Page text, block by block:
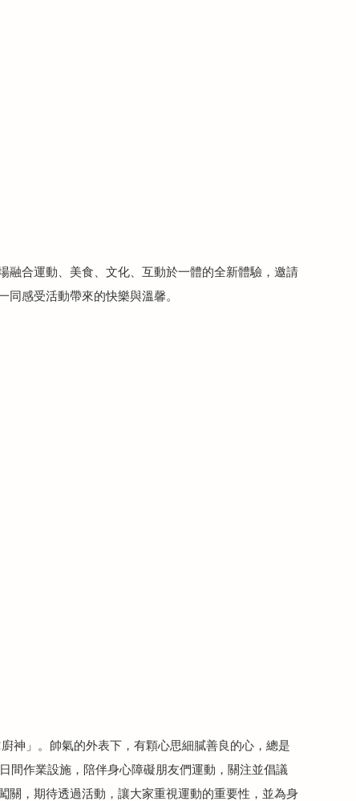
融合運動、美食、文化、互動於一體的全新體驗，邀請
感受活動帶來的快樂與溫馨。
神」。帥氣的外表下，有顆心思細膩善良的心，總是
間作業設施，陪伴身心障礙朋友們運動，關注並倡議
關，期待透過活動，讓大家重視運動的重要性，並為身